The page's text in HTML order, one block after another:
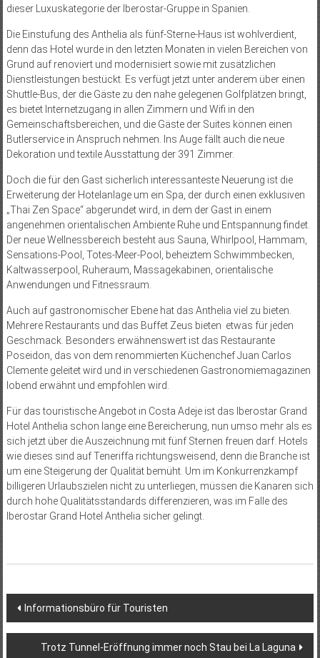
dieser Luxuskategorie der Iberostar-Gruppe in Spanien.
Die Einstufung des Anthelia als fünf-Sterne-Haus ist wohlverdient,
denn das Hotel wurde in den letzten Monaten in vielen Bereichen von
Grund auf renoviert und modernisiert sowie mit zusätzlichen
Dienstleistungen bestückt. Es verfügt jetzt unter anderem über einen
Shuttle-Bus, der die Gäste zu den nahe gelegenen Golfplätzen bringt,
es bietet Internetzugang in allen Zimmern und Wifi in den
Gemeinschaftsbereichen, und die Gäste der Suites können einen
Butlerservice in Anspruch nehmen. Ins Auge fällt auch die neue
Dekoration und textile Ausstattung der 391 Zimmer.
Doch die für den Gast sicherlich interessanteste Neuerung ist die
Erweiterung der Hotelanlage um ein Spa, der durch einen exklusiven
„Thai Zen Space“ abgerundet wird, in dem der Gast in einem
angenehmen orientalischen Ambiente Ruhe und Entspannung findet.
Der neue Wellnessbereich besteht aus Sauna, Whirlpool, Hammam,
Sensations-Pool, Totes-Meer-Pool, beheiztem Schwimmbecken,
Kaltwasserpool, Ruheraum, Massagekabinen, orientalische
Anwendungen und Fitnessraum.
Auch auf gastronomischer Ebene hat das Anthelia viel zu bieten.
Mehrere Restaurants und das Buffet Zeus bieten etwas für jeden
Geschmack. Besonders erwähnenswert ist das Restaurante
Poseidon, das von dem renommierten Küchenchef Juan Carlos
Clemente geleitet wird und in verschiedenen Gastronomiemagazinen
lobend erwähnt und empfohlen wird.
Für das touristische Angebot in Costa Adeje ist das Iberostar Grand
Hotel Anthelia schon lange eine Bereicherung, nun umso mehr als es
sich jetzt über die Auszeichnung mit fünf Sternen freuen darf. Hotels
wie dieses sind auf Teneriffa richtungsweisend, denn die Branche ist
um eine Steigerung der Qualität bemüht. Um im Konkurrenzkampf
billigeren Urlaubszielen nicht zu unterliegen, müssen die Kanaren sich
durch hohe Qualitätsstandards differenzieren, was im Falle des
Iberostar Grand Hotel Anthelia sicher gelingt.
Beitragsnavigation
Informationsbüro für Touristen
Trotz Tunnel-Eröffnung immer noch Stau bei La Laguna